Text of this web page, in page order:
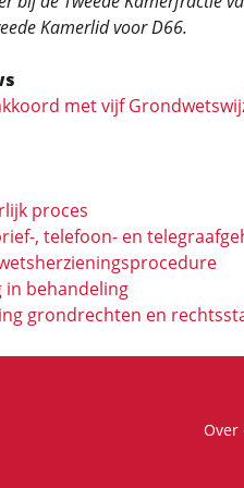
Kamerlid voor D66.
met vijf
proces
, telefoon- en
in behandeling
grondrechten en
Over